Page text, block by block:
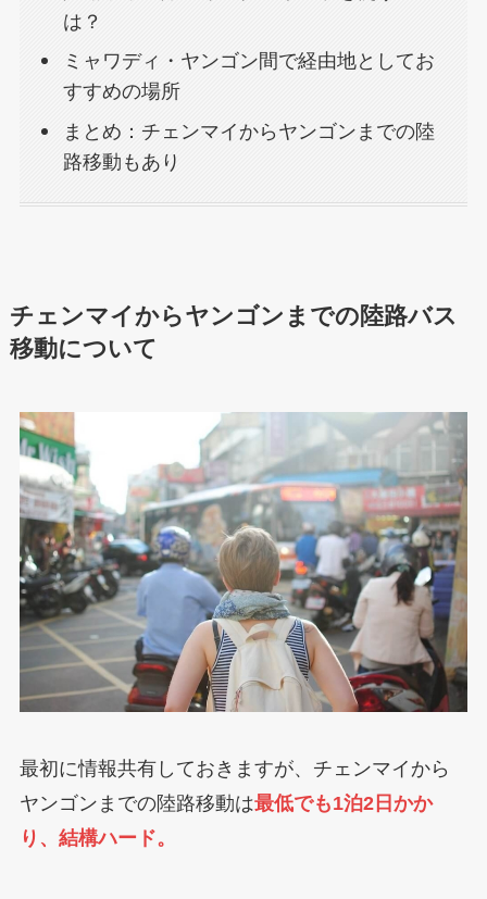
は？
ミャワディ・ヤンゴン間で経由地としてお
すすめの場所
まとめ：チェンマイからヤンゴンまでの陸
路移動もあり
チェンマイからヤンゴンまでの陸路バス
移動について
最初に情報共有しておきますが、チェンマイから
ヤンゴンまでの陸路移動は最低でも1泊2日かか
り、結構ハード。